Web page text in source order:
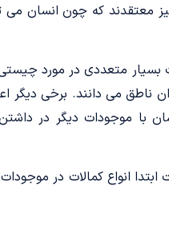
معتقدند که چون انسان می
بسیار متعددی در مورد
ناطق می ­دانند. برخی دیگر
با موجودات دیگر در
انواع کمالات در